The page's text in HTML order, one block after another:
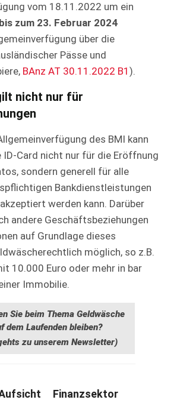
vom 18.11.2022 um ein
bis zum 23. Februar 2024
über die
Pässe und
BAnz AT 30.11.2022 B1 ).
nicht nur für
des BMI kann
ID-Card nicht nur für die Eröffnung
sondern generell für alle
Bankdienstleistungen
werden kann. Darüber
andere Geschäftsbeziehungen
auf Grundlage dieses
möglich, so z.B.
10.000 Euro oder mehr in bar
Immobilie.
Sie beim Thema Geldwäsche
dem Laufenden bleiben?
zu unserem Newsletter)
Finanzsektor